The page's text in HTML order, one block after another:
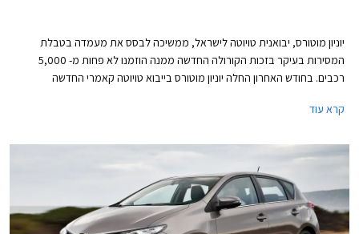
יוניון מוטורס, יבואנית טויוטה לישראל, ממשיכה לבסס את מעמדה בטבלת
המסירות בעיקר בזכות הקורולה החדשה ממנה הוזמנו לא פחות מ- 5,000
רכבים. בחודש האחרון החלה יוניון מוטורס בייבוא טויוטה קאמרי החדשה
ולא אירופאית כמקובל בישראל.
קרא עוד